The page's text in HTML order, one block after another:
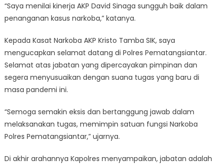
“Saya menilai kinerja AKP David Sinaga sungguh baik dalam
penanganan kasus narkoba,” katanya.
Kepada Kasat Narkoba AKP Kristo Tamba SIK, saya
mengucapkan selamat datang di Polres Pematangsiantar.
Selamat atas jabatan yang dipercayakan pimpinan dan
segera menyusuaikan dengan suana tugas yang baru di
masa pandemi ini.
“Semoga semakin eksis dan bertanggung jawab dalam
melaksanakan tugas, memimpin satuan fungsi Narkoba
Polres Pematangsiantar,” ujarnya.
Di akhir arahannya Kapolres menyampaikan, jabatan adalah